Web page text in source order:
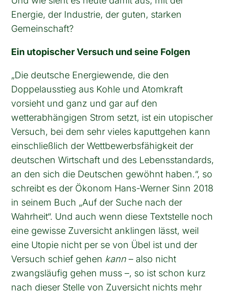
Energie, der Industrie, der guten, starken
Gemeinschaft?
Ein utopischer Versuch und seine Folgen
„Die deutsche Energiewende, die den
Doppelausstieg aus Kohle und Atomkraft
vorsieht und ganz und gar auf den
wetterabhängigen Strom setzt, ist ein utopischer
Versuch, bei dem sehr vieles kaputtgehen kann
einschließlich der Wettbewerbsfähigkeit der
deutschen Wirtschaft und des Lebensstandards,
an den sich die Deutschen gewöhnt haben.“, so
schreibt es der Ökonom Hans-Werner Sinn 2018
in seinem Buch „Auf der Suche nach der
Wahrheit“. Und auch wenn diese Textstelle noch
eine gewisse Zuversicht anklingen lässt, weil
eine Utopie nicht per se von Übel ist und der
Versuch schief gehen kann – also nicht
zwangsläufig gehen muss –, so ist schon kurz
nach dieser Stelle von Zuversicht nichts mehr